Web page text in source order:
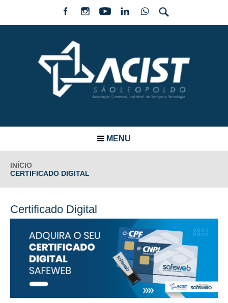
MENU
INÍCIO
CERTIFICADO DIGITAL
Certificado Digital